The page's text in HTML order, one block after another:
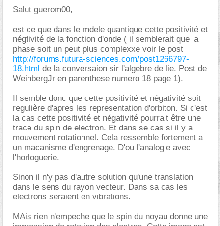
Salut guerom00,
est ce que dans le mdele quantique cette positivité et
négtivité de la fonction d'onde ( il semblerait que la
phase soit un peut plus complexxe voir le post
http://forums.futura-sciences.com/post1266797-
18.html de la conversaion sir l'algebre de lie. Post de
WeinbergJr en parenthese numero 18 page 1).
Il semble donc que cette positivité et négativité soit
regulière d'apres les representation d'orbiton. Si c'est
la cas cette positivité et négativité pourrait être une
trace du spin de electron. Et dans se cas si il y a
mouvement rotationnel. Cela ressemble fortement a
un macanisme d'engrenage. D'ou l'analogie avec
l'horloguerie.
Sinon il n'y pas d'autre solution qu'une translation
dans le sens du rayon vecteur. Dans sa cas les
electrons seraient en vibrations.
MAis rien n'empeche que le spin du noyau donne une